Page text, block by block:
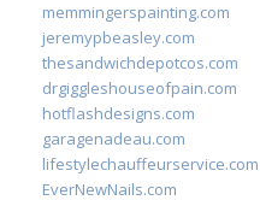
memmingerspainting.com
jeremypbeasley.com
thesandwichdepotcos.com
drgiggleshouseofpain.com
hotflashdesigns.com
garagenadeau.com
lifestylechauffeurservice.com
EverNewNails.com